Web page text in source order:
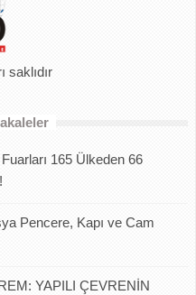
saklıdır
165 Ülkeden 66
Pencere, Kapı ve Cam
YAPILI ÇEVRENİN